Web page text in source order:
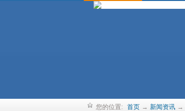
您的位置: 首页 → 新闻资讯 →